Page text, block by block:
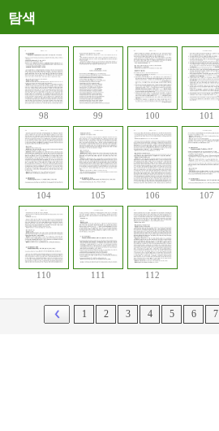
탐색
98 99 100 101
104 105 106 107
110 111 112
1 2 3 4 5 6 7